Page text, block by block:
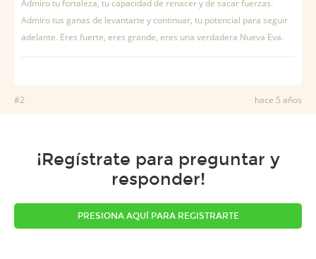
Admiro tu fortaleza, tu capacidad de renacer y de sacar fuerzas.
Admiro tus ganas de levantarte y continuar, tu potencial para seguir
adelante. Eres fuerte, eres grande, eres una verdadera Nueva Eva.
#2 hace 5 años
¡Regístrate para preguntar y
responder!
PRESIONA AQUÍ PARA REGISTRARTE